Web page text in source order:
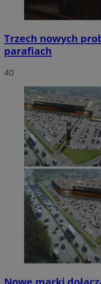
Trzech nowych
parafiach
40